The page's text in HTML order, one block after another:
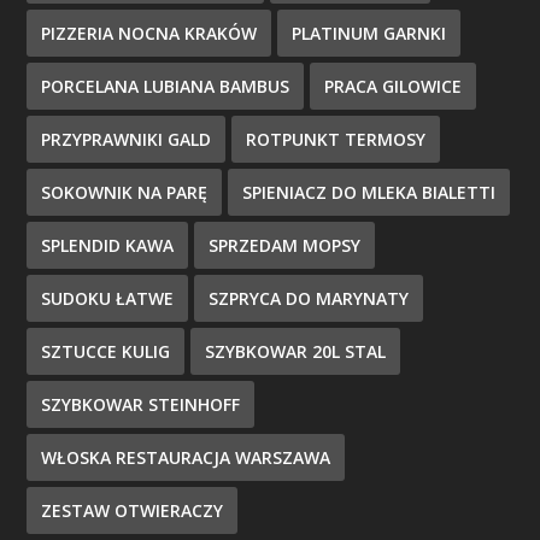
PIZZERIA NOCNA KRAKÓW PLATINUM GARNKI
PORCELANA LUBIANA BAMBUS PRACA GILOWICE
PRZYPRAWNIKI GALD ROTPUNKT TERMOSY
SOKOWNIK NA PARĘ SPIENIACZ DO MLEKA BIALETTI
SPLENDID KAWA SPRZEDAM MOPSY
SUDOKU ŁATWE SZPRYCA DO MARYNATY
SZTUCCE KULIG SZYBKOWAR 20L STAL
SZYBKOWAR STEINHOFF
WŁOSKA RESTAURACJA WARSZAWA
ZESTAW OTWIERACZY